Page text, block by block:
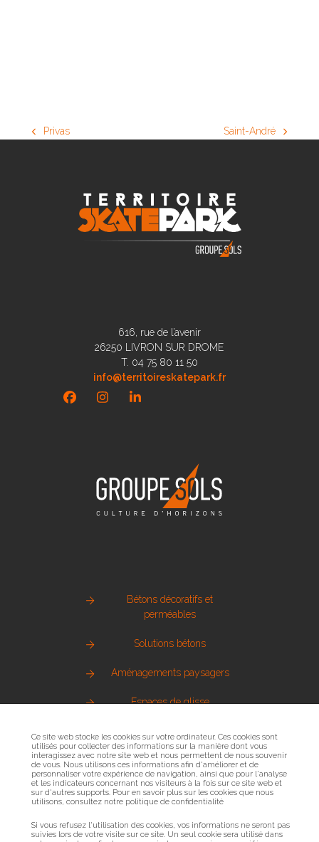
previous
Privas
next
Saint-André
616, rue de l’avenir
26250 LIVRON SUR DROME
T. 04 75 80 11 50
info@territoireskatepark.fr
FacebookInstagramLinkedIn
Bétons décoratifs et
perméables
Solutions bétons
Aménagements paysagers
Espaces de glisse
Pierre naturelle
Métallerie urbaine
Sols sportifs
Ce site web stocke les cookies sur votre ordinateur. Ces cookies sont
utilisés pour collecter des informations sur la manière dont vous
interagissez avec notre site web et nous permettent de nous souvenir
de vous. Nous utilisons ces informations afin d'améliorer et de
personnaliser votre expérience de navigation, ainsi que pour l'analyse
et les indicateurs concernant nos visiteurs à la fois sur ce site web et
sur d'autres supports. Pour en savoir plus sur les cookies que nous
utilisons, consultez notre politique de confidentialité
Si vous refusez l'utilisation des cookies, vos informations ne seront pas
suivies lors de votre visite sur ce site. Un seul cookie sera utilisé dans